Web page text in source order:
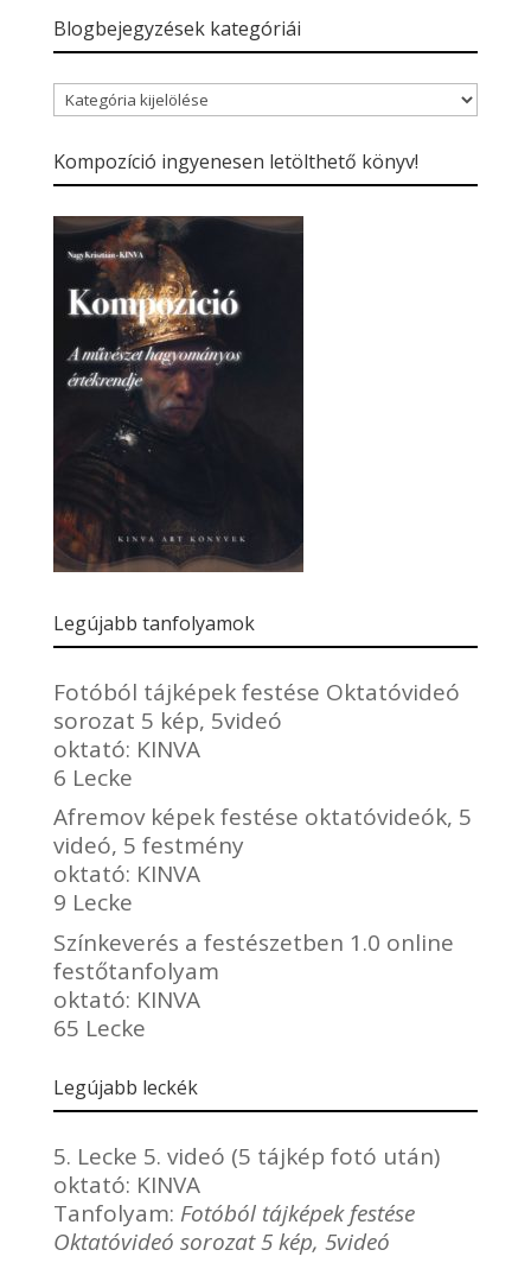
Blogbejegyzések kategóriái
Blogbejegyzések
kategóriái
Kompozíció ingyenesen letölthető könyv!
Legújabb tanfolyamok
Fotóból tájképek festése Oktatóvideó
sorozat 5 kép, 5videó
oktató: KINVA
6 Lecke
Afremov képek festése oktatóvideók, 5
videó, 5 festmény
oktató: KINVA
9 Lecke
Színkeverés a festészetben 1.0 online
festőtanfolyam
oktató: KINVA
65 Lecke
Legújabb leckék
5. Lecke 5. videó (5 tájkép fotó után)
oktató: KINVA
Tanfolyam: Fotóból tájképek festése
Oktatóvideó sorozat 5 kép, 5videó